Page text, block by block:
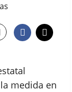
medida en